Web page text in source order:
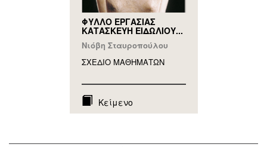
ΦΥΛΛΟ ΕΡΓΑΣΙΑΣ
ΚΑΤΑΣΚΕΥΗ ΕΙΔΩΛΙΟΥ...
Νιόβη Σταυροπούλου
ΣΧΕΔΙΟ ΜΑΘΗΜAΤΩΝ
Κείμενο